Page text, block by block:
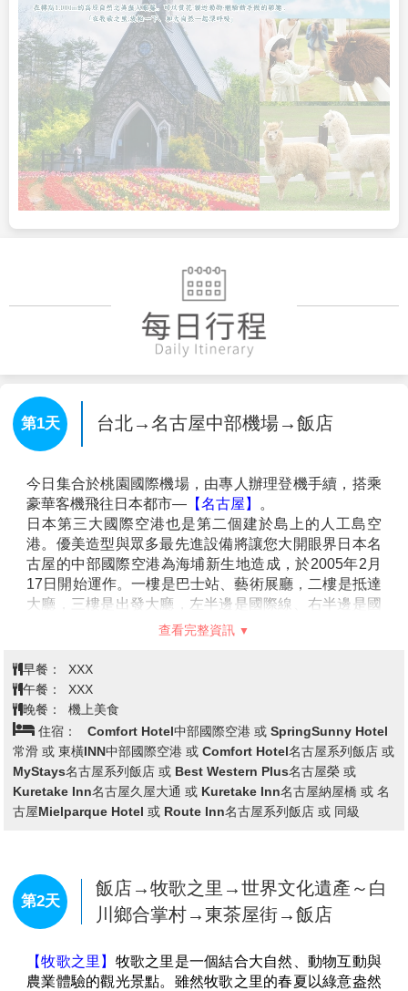
第1天 台北→名古屋中部機場→飯店
今日集合於桃園國際機場，由專人辦理登機手續，搭乘
豪華客機飛往日本都市— 【名古屋】
。
日本第三大國際空港也是第二個建於島上的人工島空
港。優美造型與眾多最先進設備將讓您大開眼界日本名
古屋的中部國際空港為海埔新生地造成，於2005年2月
17日開始運作。一樓是巴士站、藝術展廳，二樓是抵達
大廳，三樓是出發大廳，左半邊是國際線、右半邊是國
內線，機場的整個造型就是一架飛機，機頭是突出去的
機場的特別之處在於四樓的空中之城，右邊是建成日本
古街道的商店街。左邊則是建成像歐洲街道的西洋商店
街。向外延伸出去則是空中觀景台，可以近距離的觀看
飛機的起降。
查看完整資訊
早餐：
XXX
午餐：
XXX
晚餐：
機上美食
住宿：
Comfort Hotel中部國際空港 或 SpringSunny Hotel
常滑 或 東橫INN中部國際空港 或 Comfort Hotel名古屋系列飯店 或
MyStays名古屋系列飯店 或 Best Western Plus名古屋榮 或
Kuretake Inn名古屋久屋大通 或 Kuretake Inn名古屋納屋橋 或 名
古屋Mielparque Hotel 或 Route Inn名古屋系列飯店 或 同級
第2天
飯店→牧歌之里→世界文化遺產～白
川鄉合掌村→東茶屋街→飯店
【牧歌之里】 牧歌之里是一個結合大自然、動物互動與
農業體驗的觀光景點。雖然牧歌之里的春夏以綠意盎然